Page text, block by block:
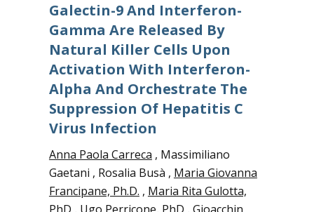
Galectin-9 And Interferon-
Gamma Are Released By
Natural Killer Cells Upon
Activation With Interferon-
Alpha And Orchestrate The
Suppression Of Hepatitis C
Virus Infection
Anna Paola Carreca , Massimiliano
Gaetani , Rosalia Busà , Maria Giovanna
Francipane, Ph.D. , Maria Rita Gulotta,